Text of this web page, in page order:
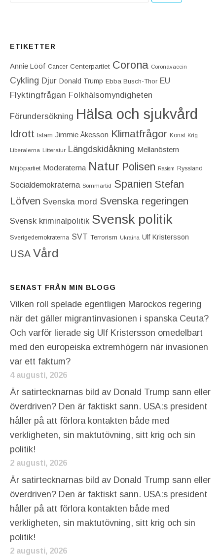
ETIKETTER
Annie Lööf Cancer Centerpartiet‎ Corona Coronavaccin
Cykling Djur Donald Trump Ebba Busch-Thor EU
Flyktingfrågan Folkhälsomyndigheten
Förundersökning Hälsa och sjukvård
Idrott Islam Jimmie Åkesson Klimatfrågor Konst Krig
Liberalerna Litteratur Längdskidåkning Mellanöstern
Miljöpartiet Moderaterna Natur Polisen Rasism Ryssland
Socialdemokraterna Sommartid Spanien Stefan
Löfven Svenska mord Svenska regeringen
Svensk kriminalpolitik Svensk politik
Sverigedemokraterna SVT Terrorism Ukraina Ulf Kristersson
USA Vård
SENAST FRÅN MIN BLOGG
Vilken roll spelade egentligen Marockos regering
när det gäller migrantinvasionen i spanska Ceuta?
Och varför lierade sig Ulf Kristersson omedelbart
med den europeiska extremhögern när invasionen
var ett faktum?
4 augusti, 2026
Är satirtecknarnas bild av Donald Trump sann eller
överdriven? Den är faktiskt sann. USA:s president
håller på att förlora kontakten både med
verkligheten, sin maktutövning, sitt krig och sin
politik!
2 augusti, 2026
Är satirtecknarnas bild av Donald Trump sann eller
överdriven? Den är faktiskt sann. USA:s president
håller på att förlora kontakten både med
verkligheten, sin maktutövning, sitt krig och sin
politik!
2 augusti, 2026